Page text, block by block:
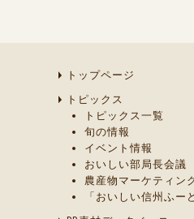
トップページ
トピックス
トピックス一覧
旬の情報
イベント情報
おいしい部局長会議
農産物マーケティン
「おいしい信州ふー